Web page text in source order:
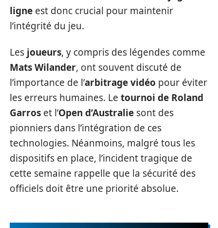
ligne est donc crucial pour maintenir
l’intégrité du jeu.
Les joueurs, y compris des légendes comme
Mats Wilander, ont souvent discuté de
l’importance de l’arbitrage vidéo pour éviter
les erreurs humaines. Le tournoi de Roland
Garros et l’Open d’Australie sont des
pionniers dans l’intégration de ces
technologies. Néanmoins, malgré tous les
dispositifs en place, l’incident tragique de
cette semaine rappelle que la sécurité des
officiels doit être une priorité absolue.